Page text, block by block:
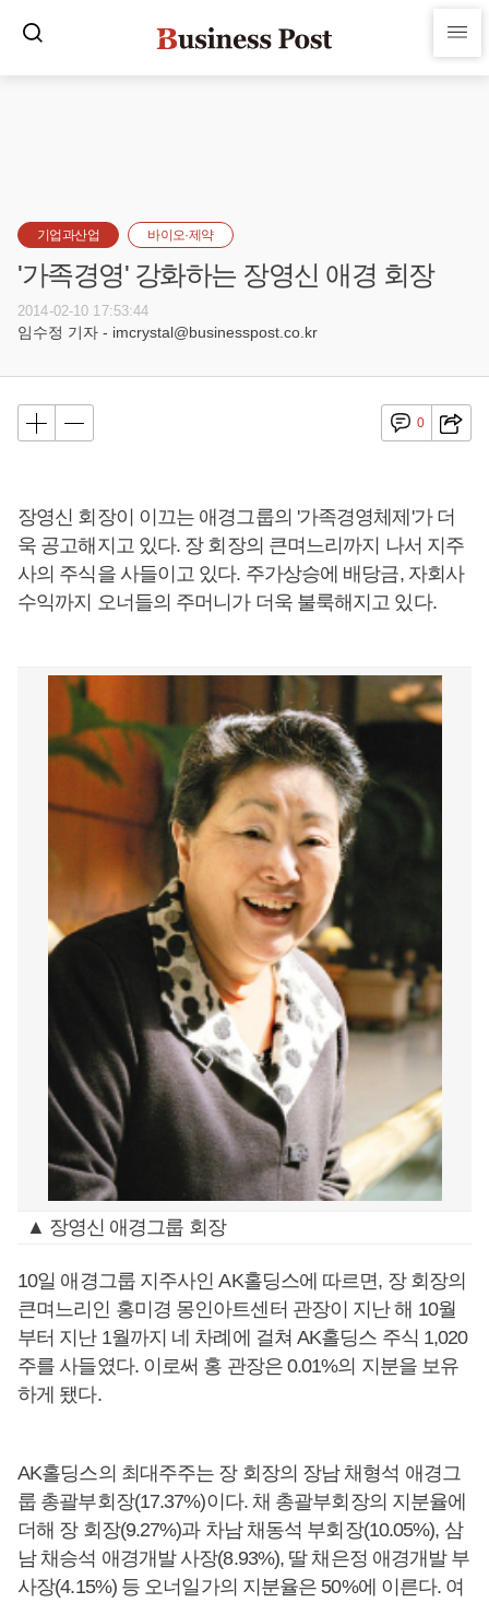
기업과산업 바이오·제약
'가족경영' 강화하는 장영신 애경 회장
2014-02-10 17:53:44
임수정 기자 - imcrystal@businesspost.co.kr
0
장영신 회장이 이끄는 애경그룹의 '가족경영체제'가 더
욱 공고해지고 있다. 장 회장의 큰며느리까지 나서 지주
사의 주식을 사들이고 있다. 주가상승에 배당금, 자회사
수익까지 오너들의 주머니가 더욱 불룩해지고 있다.
▲ 장영신 애경그룹 회장
10일 애경그룹 지주사인 AK홀딩스에 따르면, 장 회장의
큰며느리인 홍미경 몽인아트센터 관장이 지난 해 10월
부터 지난 1월까지 네 차례에 걸쳐 AK홀딩스 주식 1,020
주를 사들였다. 이로써 홍 관장은 0.01%의 지분을 보유
하게 됐다.
AK홀딩스의 최대주주는 장 회장의 장남 채형석 애경그
룹 총괄부회장(17.37%)이다. 채 총괄부회장의 지분율에
더해 장 회장(9.27%)과 차남 채동석 부회장(10.05%), 삼
남 채승석 애경개발 사장(8.93%), 딸 채은정 애경개발 부
사장(4.15%) 등 오너일가의 지분율은 50%에 이른다. 여